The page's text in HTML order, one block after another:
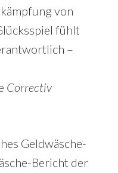
von
fühlt
–
Correctiv
Geldwäsche-
Bericht der